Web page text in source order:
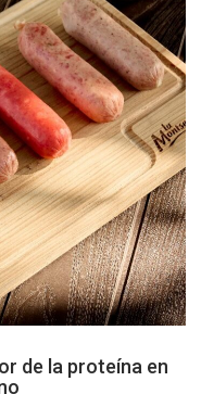
de la proteína en